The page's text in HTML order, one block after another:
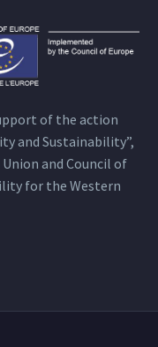
of the action
and Sustainability”,
and Council of
for the Western